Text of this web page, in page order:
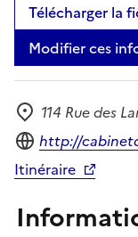
Télécharger la
Modifier ces
Adresse
114 Rue des
Site internet
http://
Itinéraire